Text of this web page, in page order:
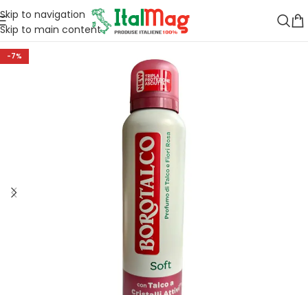
Skip to navigation
Skip to main content
-7%